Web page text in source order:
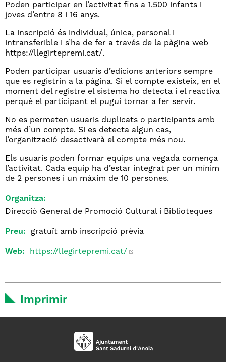
Poden participar en l’activitat fins a 1.500 infants i
joves d’entre 8 i 16 anys.
La inscripció és individual, única, personal i
intransferible i s’ha de fer a través de la pàgina web
https://llegirtepremi.cat/.
Poden participar usuaris d’edicions anteriors sempre
que es registrin a la pàgina. Si el compte existeix, en el
moment del registre el sistema ho detecta i el reactiva
perquè el participant el pugui tornar a fer servir.
No es permeten usuaris duplicats o participants amb
més d’un compte. Si es detecta algun cas,
l’organització desactivarà el compte més nou.
Els usuaris poden formar equips una vegada comença
l’activitat. Cada equip ha d’estar integrat per un mínim
de 2 persones i un màxim de 10 persones.
Organitza:
Direcció General de Promoció Cultural i Biblioteques
Preu: gratuït amb inscripció prèvia
Web: https://llegirtepremi.cat/
Imprimir